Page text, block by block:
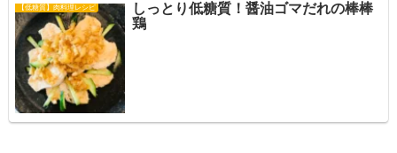
【低糖質】肉料理レシピ
しっとり低糖質！醤油ゴマだれの棒棒
鶏